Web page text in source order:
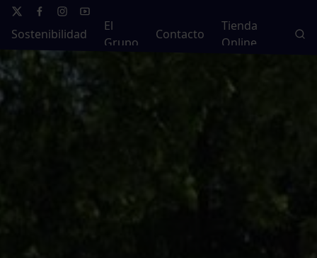
Sostenibilidad
El
Grupo
Contacto
Tienda
Online